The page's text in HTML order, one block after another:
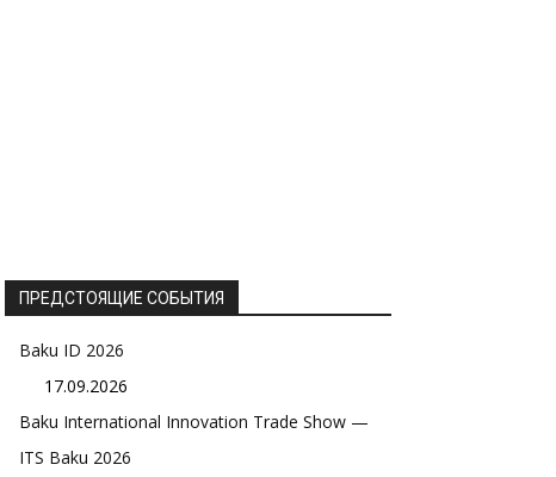
ПРЕДСТОЯЩИЕ СОБЫТИЯ
Baku ID 2026
17.09.2026
Baku International Innovation Trade Show —
ITS Baku 2026